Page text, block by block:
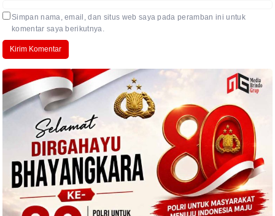
Simpan nama, email, dan situs web saya pada peramban ini untuk
komentar saya berikutnya.